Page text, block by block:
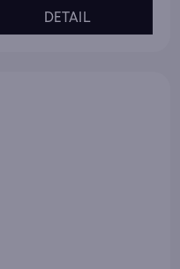
DETAIL